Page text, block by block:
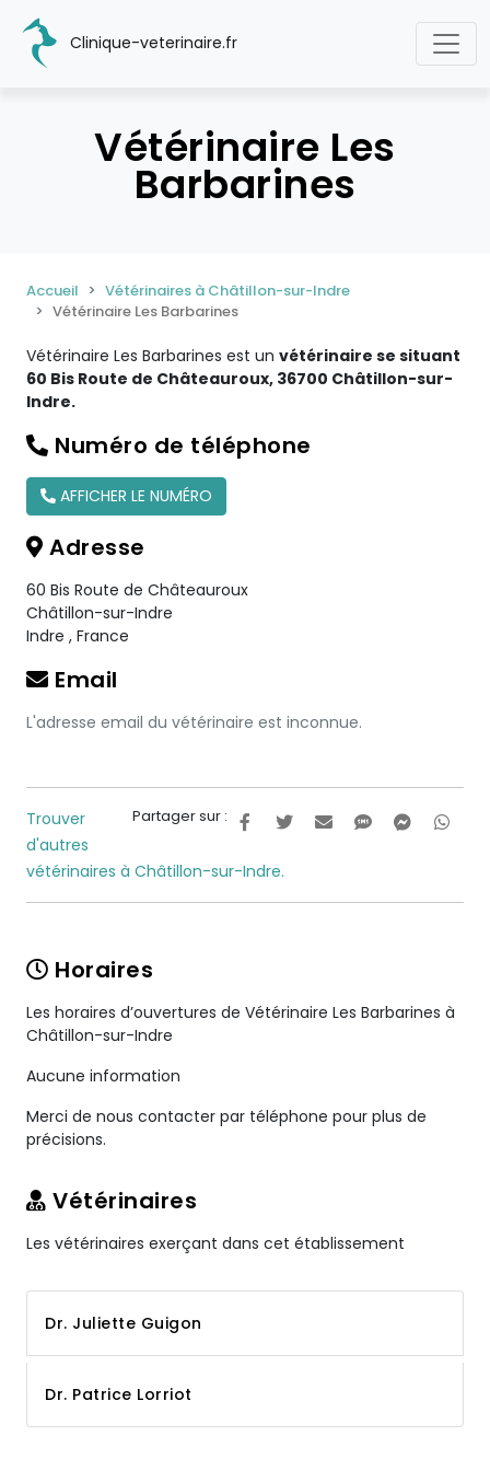
Clinique-veterinaire.fr
Vétérinaire Les
Barbarines
Accueil
Vétérinaires à Châtillon-sur-Indre
Vétérinaire Les Barbarines
Vétérinaire Les Barbarines est un vétérinaire se situant
60 Bis Route de Châteauroux, 36700 Châtillon-sur-
Indre.
Numéro de téléphone
AFFICHER LE NUMÉRO
Adresse
60 Bis Route de Châteauroux
Châtillon-sur-Indre
Indre , France
Email
L'adresse email du vétérinaire est inconnue.
Partager sur :
Trouver
d'autres
vétérinaires à Châtillon-sur-Indre.
Horaires
Les horaires d’ouvertures de Vétérinaire Les Barbarines à
Châtillon-sur-Indre
Aucune information
Merci de nous contacter par téléphone pour plus de
précisions.
Vétérinaires
Les vétérinaires exerçant dans cet établissement
Dr. Juliette Guigon
Dr. Patrice Lorriot